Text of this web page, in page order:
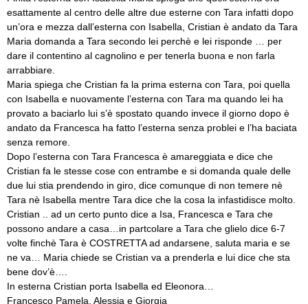
esattamente al centro delle altre due esterne con Tara infatti dopo
un’ora e mezza dall’esterna con Isabella, Cristian è andato da Tara
Maria domanda a Tara secondo lei perchè e lei risponde … per
dare il contentino al cagnolino e per tenerla buona e non farla
arrabbiare.
Maria spiega che Cristian fa la prima esterna con Tara, poi quella
con Isabella e nuovamente l’esterna con Tara ma quando lei ha
provato a baciarlo lui s’è spostato quando invece il giorno dopo è
andato da Francesca ha fatto l’esterna senza problei e l’ha baciata
senza remore.
Dopo l’esterna con Tara Francesca è amareggiata e dice che
Cristian fa le stesse cose con entrambe e si domanda quale delle
due lui stia prendendo in giro, dice comunque di non temere nè
Tara nè Isabella mentre Tara dice che la cosa la infastidisce molto.
Cristian .. ad un certo punto dice a Isa, Francesca e Tara che
possono andare a casa…in partcolare a Tara che glielo dice 6-7
volte finchè Tara è COSTRETTA ad andarsene, saluta maria e se
ne va… Maria chiede se Cristian va a prenderla e lui dice che sta
bene dov’è….
In esterna Cristian porta Isabella ed Eleonora…
Francesco Pamela, Alessia e Giorgia